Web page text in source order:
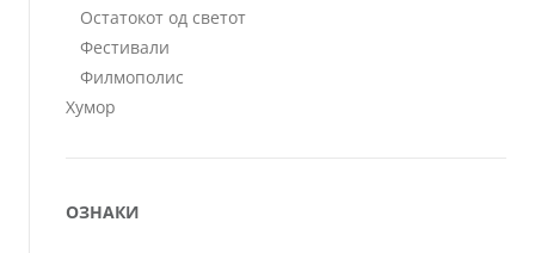
Остатокот од светот
Фестивали
Филмополис
Хумор
ОЗНАКИ